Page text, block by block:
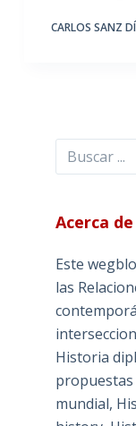
CARLOS SANZ
Buscar
Acerca
Este
las
Historia
mundial,